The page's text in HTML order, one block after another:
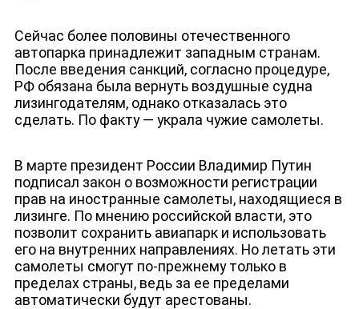
Сейчас более половины отечественного
автопарка принадлежит западным странам.
После введения санкций, согласно процедуре,
РФ обязана была вернуть воздушные судна
лизингодателям, однако отказалась это
сделать. По факту — украла чужие самолеты.
В марте президент России Владимир Путин
подписал закон о возможности регистрации
прав на иностранные самолеты, находящиеся в
лизинге. По мнению российской власти, это
позволит сохранить авиапарк и использовать
его на внутренних направлениях. Но летать эти
самолеты смогут по-прежнему только в
пределах страны, ведь за ее пределами
автоматически будут арестованы.